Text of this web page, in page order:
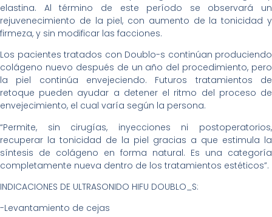
elastina. Al término de este período se observará un
rejuvenecimiento de la piel, con aumento de la tonicidad y
firmeza, y sin modificar las facciones.
Los pacientes tratados con Doublo-s continúan produciendo
colágeno nuevo después de un año del procedimiento, pero
la piel continúa envejeciendo. Futuros tratamientos de
retoque pueden ayudar a detener el ritmo del proceso de
envejecimiento, el cual varía según la persona.
“Permite, sin cirugías, inyecciones ni postoperatorios,
recuperar la tonicidad de la piel gracias a que estimula la
síntesis de colágeno en forma natural. Es una categoría
completamente nueva dentro de los tratamientos estéticos”.
INDICACIONES DE ULTRASONIDO HIFU DOUBLO_S:
-Levantamiento de cejas